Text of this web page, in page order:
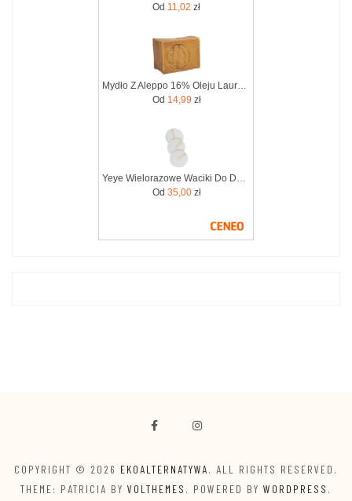
Od 11,02 zł
Mydło Z Aleppo 16% Oleju Laurowego 200G Zero Waste 6288
Od 14,99 zł
Yeye Wielorazowe Waciki Do Demakijażu Włókno Konopne 7 Szt. Zero Waste
Od 35,00zł
COPYRIGHT © 2026 EKOALTERNATYWA. ALL RIGHTS RESERVED.
THEME: PATRICIA BY VOLTHEMES . POWERED BY WORDPRESS .